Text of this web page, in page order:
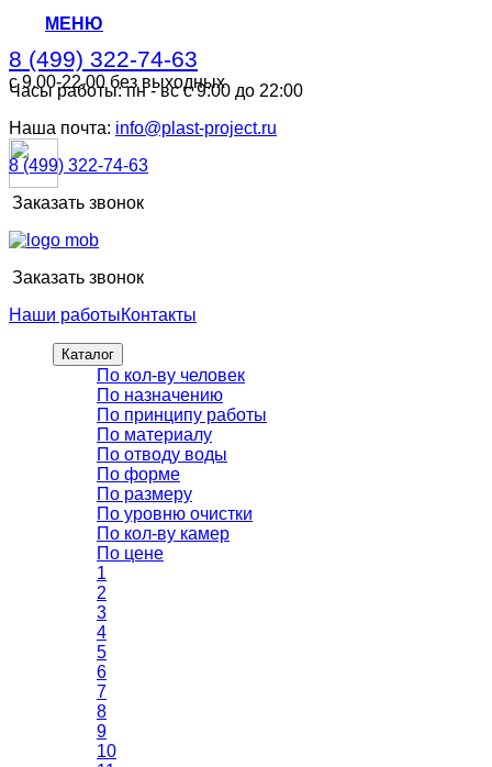
МЕНЮ
8 (499) 322-74-63
с 9.00-22.00 без выходных
8 (499) 322-74-63
с 9.00-22.00 без выходных
Часы работы: пн - вс с 9:00 до 22:00
Наша почта: info@plast-project.ru
8 (499) 322-74-63
Заказать звонок
Заказать звонок
Наши работыКонтакты
Каталог
По кол-ву человек
По назначению
По принципу работы
По материалу
По отводу воды
По форме
По размеру
По уровню очистки
По кол-ву камер
По цене
1
2
3
4
5
6
7
8
9
10